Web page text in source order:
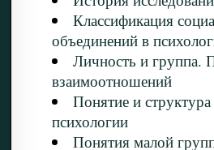
Классификация
объединений в
Личность и группа.
взаимоотношений
Понятие и
психологии
Понятия малой